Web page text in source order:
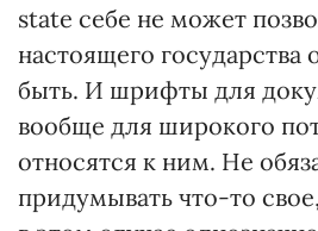
state себе не может
настоящего
быть. И шрифты для
вообще для широкого
относятся к ним. Не
придумывать что-то